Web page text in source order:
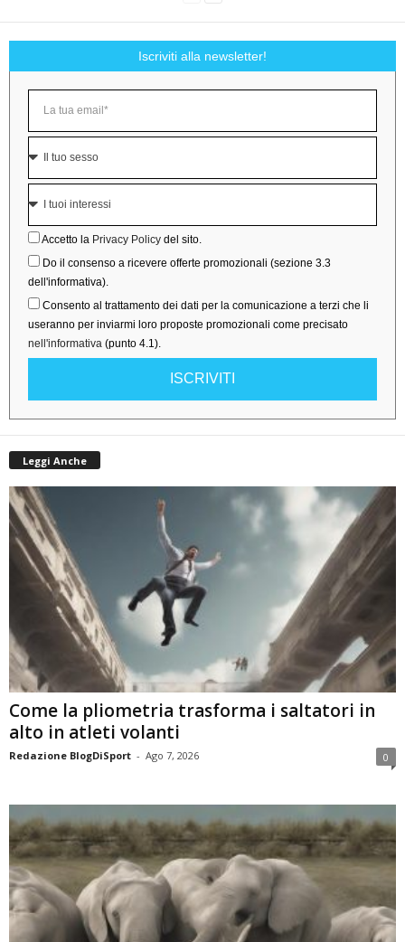
Iscriviti alla newsletter!
Accetto la Privacy Policy del sito.
Do il consenso a ricevere offerte promozionali (sezione 3.3
dell'informativa).
Consento al trattamento dei dati per la comunicazione a terzi che li
useranno per inviarmi loro proposte promozionali come precisato
nell'informativa (punto 4.1).
ISCRIVITI
Leggi Anche
Come la pliometria trasforma i saltatori in
alto in atleti volanti
Redazione BlogDiSport - Ago 7, 2026 0